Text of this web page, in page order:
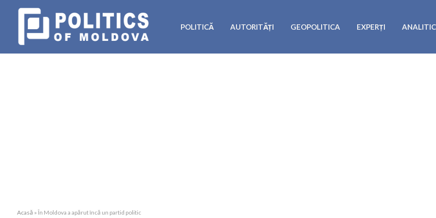
POLITICĂ AUTORITĂȚI GEOPOLITICA EXPERȚI
Acasă » În Moldova a apărut încă un partid politic